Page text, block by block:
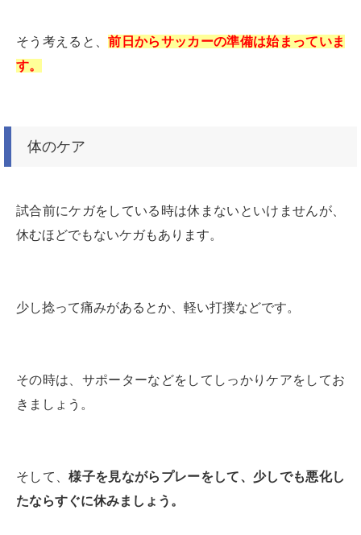
そう考えると、前日からサッカーの準備は始まっていま
す。
体のケア
試合前にケガをしている時は休まないといけませんが、
休むほどでもないケガもあります。
少し捻って痛みがあるとか、軽い打撲などです。
その時は、サポーターなどをしてしっかりケアをしてお
きましょう。
そして、様子を見ながらプレーをして、少しでも悪化し
たならすぐに休みましょう。